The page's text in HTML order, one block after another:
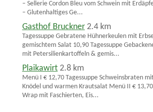
– Sellerie Cordon Bleu vom Schwein mit
– Glutenhaltiges Ge...
Gasthof Bruckner 2.4 km
Tagessuppe Gebratene Hühnerkeulen mit
gemischtem Salat 10,90 Tagessuppe
mit Petersilienkartoffeln & gemis...
Plaikawirt 2.8 km
Menü I € 12,70 Tagessuppe Schweinsbraten
Knödel und warmen Krautsalat Menü II € 13,70
Wrap mit Faschierten, Eis...